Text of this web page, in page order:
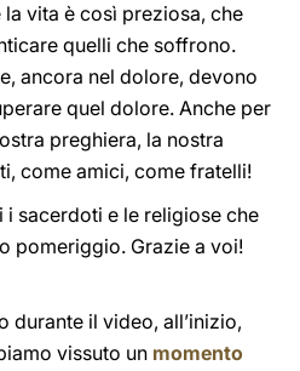
vita è così preziosa, che
quelli che soffrono.
ancora nel dolore, devono
quel dolore. Anche per
preghiera, la nostra
come amici, come fratelli!
i sacerdoti e le religiose che
pomeriggio. Grazie a voi!
durante il video, all’inizio,
vissuto un momento